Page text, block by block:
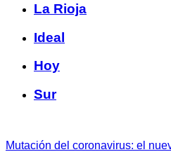
La Rioja
Ideal
Hoy
Sur
Mutación del coronavirus: el